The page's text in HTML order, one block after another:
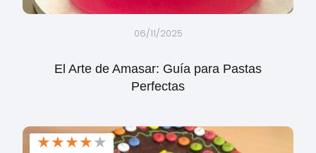
06/11/2025
El Arte de Amasar: Guía para Pastas
Perfectas
★★★★★